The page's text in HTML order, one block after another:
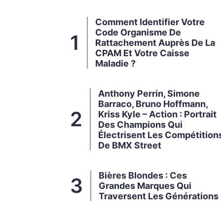
Comment Identifier Votre
Code Organisme De
Rattachement Auprès De La
CPAM Et Votre Caisse
Maladie ?
Anthony Perrin, Simone
Barraco, Bruno Hoffmann,
Kriss Kyle – Action : Portrait
Des Champions Qui
Électrisent Les
De BMX Street
Bières Blondes : Ces
Grandes Marques Qui
Traversent Les Générations